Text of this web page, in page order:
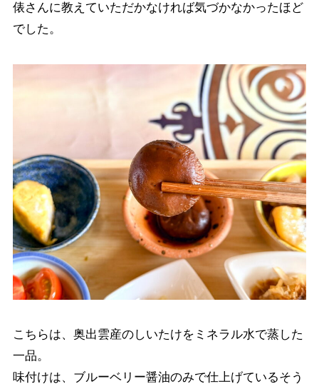
俵さんに教えていただかなければ気づかなかったほど
でした。
こちらは、奥出雲産のしいたけをミネラル水で蒸した
一品。
味付けは、ブルーベリー醤油のみで仕上げているそう